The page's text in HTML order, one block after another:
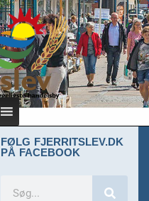
FØLG FJERRITSLEV.DK
PÅ FACEBOOK